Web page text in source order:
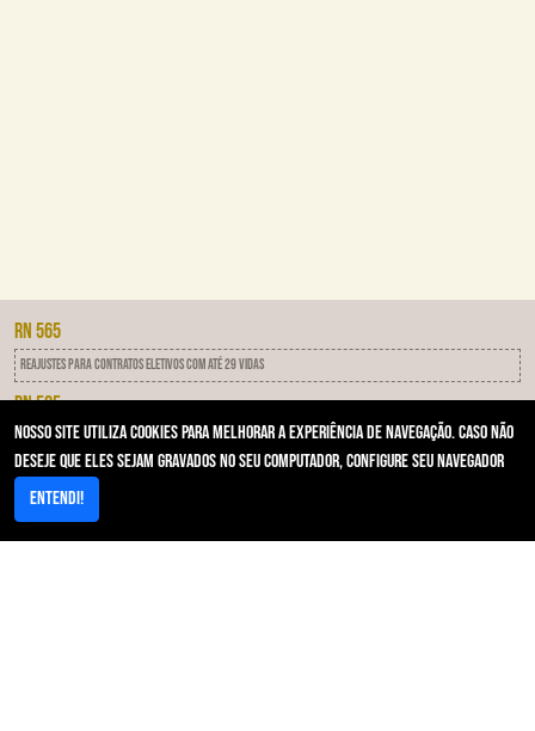
RN 565
Reajustes para contratos eletivos com até 29 vidas
RN 505
IDSS - Programa de qualificação das operadoras
RN 593
Notificação Por Inadimplência
Nosso site utiliza cookies para melhorar a experiência de navegação. Caso não
deseje que eles sejam gravados no seu computador, configure seu navegador
Entendi!